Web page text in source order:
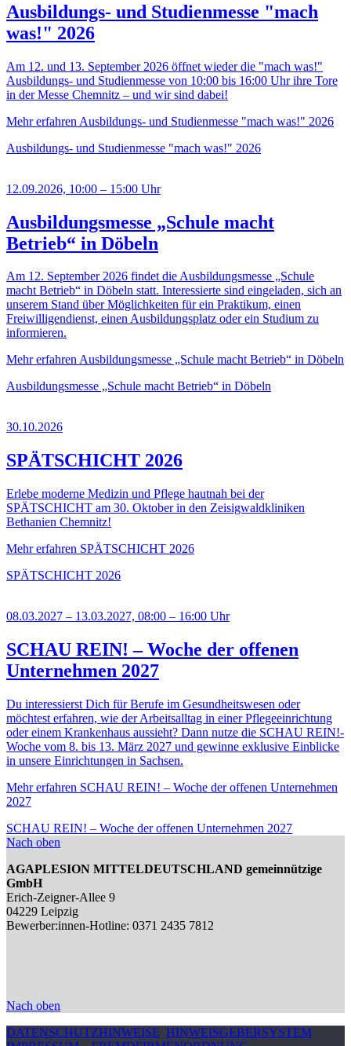
Ausbildungs- und Studienmesse "mach
was!" 2026
Am 12. und 13. September 2026 öffnet wieder die "mach was!"
Ausbildungs- und Studienmesse von 10:00 bis 16:00 Uhr ihre Tore
in der Messe Chemnitz – und wir sind dabei!
Mehr erfahren Ausbildungs- und Studienmesse "mach was!" 2026
Ausbildungs- und Studienmesse "mach was!" 2026
12.09.2026, 10:00 – 15:00 Uhr
Ausbildungsmesse „Schule macht
Betrieb“ in Döbeln
Am 12. September 2026 findet die Ausbildungsmesse „Schule
macht Betrieb“ in Döbeln statt. Interessierte sind eingeladen, sich an
unserem Stand über Möglichkeiten für ein Praktikum, einen
Freiwilligendienst, einen Ausbildungsplatz oder ein Studium zu
informieren.
Mehr erfahrenAusbildungsmesse „Schule macht Betrieb“ in Döbeln
Ausbildungsmesse „Schule macht Betrieb“ in Döbeln
30.10.2026
SPÄTSCHICHT 2026
Erlebe moderne Medizin und Pflege hautnah bei der
SPÄTSCHICHT am 30. Oktober in den Zeisigwaldkliniken
Bethanien Chemnitz!
Mehr erfahren SPÄTSCHICHT 2026
SPÄTSCHICHT 2026
08.03.2027 – 13.03.2027, 08:00 – 16:00 Uhr
SCHAU REIN! – Woche der offenen
Unternehmen 2027
Du interessierst Dich für Berufe im Gesundheitswesen oder
möchtest erfahren, wie der Arbeitsalltag in einer Pflegeeinrichtung
oder einem Krankenhaus aussieht? Dann nutze die SCHAU REIN!-
Woche vom 8. bis 13. März 2027 und gewinne exklusive Einblicke
in unsere Einrichtungen in Sachsen.
Mehr erfahren SCHAU REIN! – Woche der offenen Unternehmen
2027
SCHAU REIN! – Woche der offenen Unternehmen 2027
Nach oben
AGAPLESION MITTELDEUTSCHLAND gemeinnützige
GmbH
Erich-Zeigner-Allee 9
04229 Leipzig
Bewerber:innen-Hotline: 0371 2435 7812
Nach oben
DATENSCHUTZHINWEISE HINWEISGEBERSYSTEM